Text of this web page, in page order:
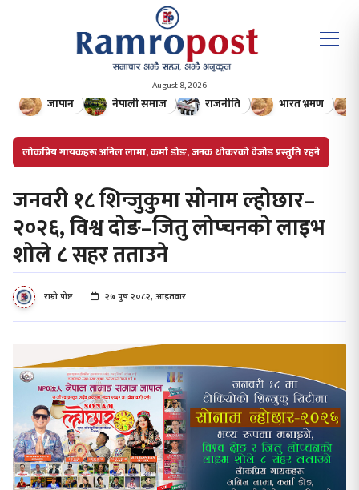
August 8, 2026
जापान नेपाली समाज राजनीति भारत भ्रमण
लोकप्रिय गायकहरू अनिल लामा, कर्मा डोङ, जनक थोकरको वेजोड प्रस्तुति रहने
जनवरी १८ शिन्जुकुमा सोनाम ल्होछार–
२०२६, विश्व दोङ–जितु लोप्चनको लाइभ
शोले ८ सहर तताउने
राम्रो पोष्ट २७ पुष २०८२, आइतवार